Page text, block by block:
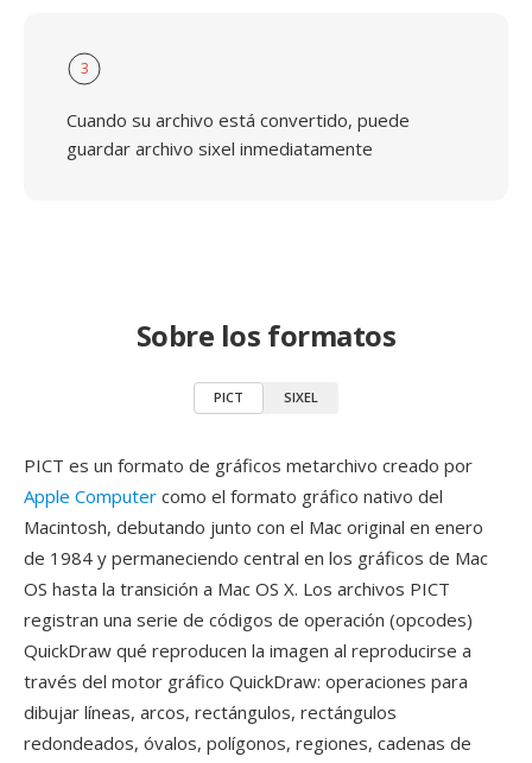
3
Cuando su archivo está convertido, puede
guardar archivo sixel inmediatamente
Sobre los formatos
PICT SIXEL
PICT es un formato de gráficos metarchivo creado por
Apple Computer como el formato gráfico nativo del
Macintosh, debutando junto con el Mac original en enero
de 1984 y permaneciendo central en los gráficos de Mac
OS hasta la transición a Mac OS X. Los archivos PICT
registran una serie de códigos de operación (opcodes)
QuickDraw qué reproducen la imagen al reproducirse a
través del motor gráfico QuickDraw: operaciones para
dibujar líneas, arcos, rectángulos, rectángulos
redondeados, óvalos, polígonos, regiones, cadenas de